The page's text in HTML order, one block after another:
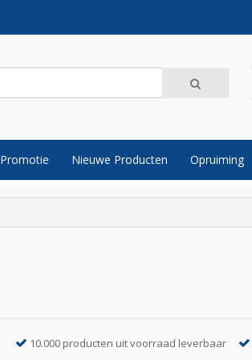
Promotie Nieuwe Producten Opruiming
10.000 producten uit voorraad leverbaar